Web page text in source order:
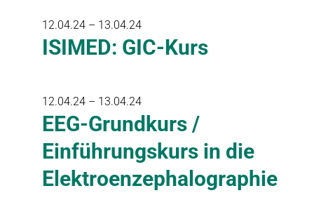
12.04.24 – 13.04.24
ISIMED: GIC-Kurs
12.04.24 – 13.04.24
EEG-Grundkurs /
Einführungskurs in die
Elektroenzephalographie